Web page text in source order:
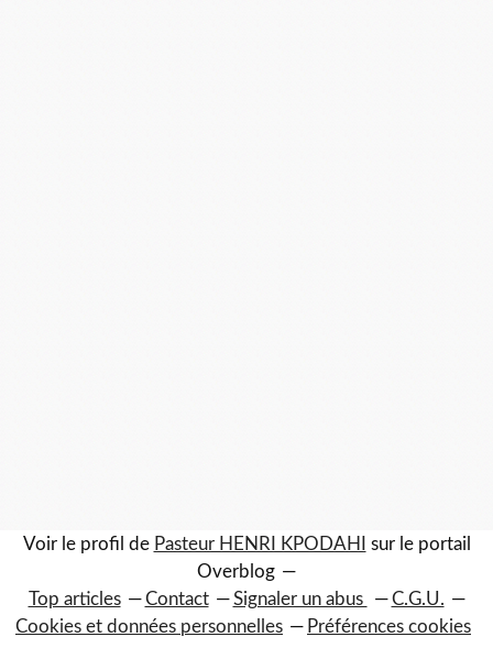
Voir le profil de Pasteur HENRI KPODAHI
sur le portail
Overblog
Top articles
Contact Signaler un abus
C.G.U.
Cookies et données personnelles
Préférences cookies